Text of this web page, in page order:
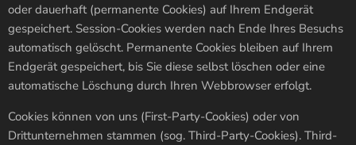
oder dauerhaft (permanente Cookies) auf Ihrem Endgerät
gespeichert. Session-Cookies werden nach Ende Ihres Besuchs
automatisch gelöscht. Permanente Cookies bleiben auf Ihrem
Endgerät gespeichert, bis Sie diese selbst löschen oder eine
automatische Löschung durch Ihren Webbrowser erfolgt.
Cookies können von uns (First-Party-Cookies) oder von
Drittunternehmen stammen (sog. Third-Party-Cookies). Third-